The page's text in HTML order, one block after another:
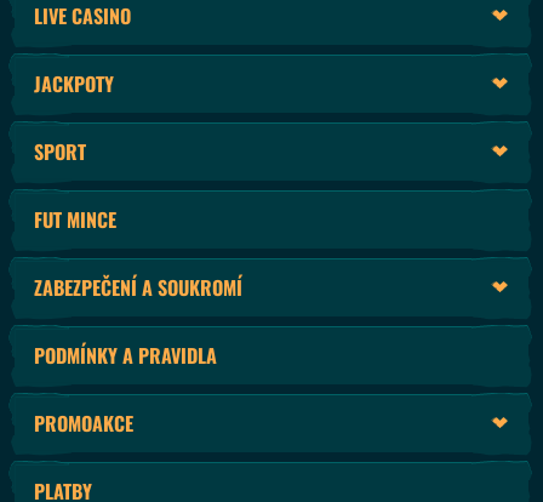
LIVE CASINO
JACKPOTY
SPORT
FUT MINCE
ZABEZPEČENÍ A SOUKROMÍ
PODMÍNKY A PRAVIDLA
PROMOAKCE
PLATBY